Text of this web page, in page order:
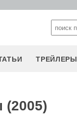
ТРЕЙЛЕРЫ
(2005)